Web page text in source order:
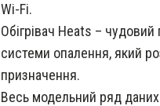
Wi-Fi.
Обігрівач Heats –
системи опалення, який
призначення.
Весь модельний ряд даних